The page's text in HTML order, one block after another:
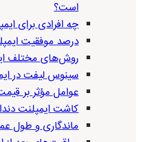
است؟
چه افرادی برای
درصد موفقیت
روش‌های مختلف
سینوس لیفت در
عوامل مؤثر بر
کاشت ایمپلنت
ماندگاری و طول